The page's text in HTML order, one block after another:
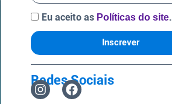
Eu aceito as Políticas do site.
Inscrever
Redes Sociais